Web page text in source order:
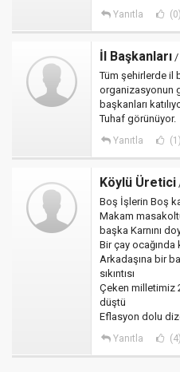
Yanıtla (0)
İl Başkanları /
Tüm şehirlerde il
organizasyonun
başkanları
Tuhaf görünüyor.
Yanıtla (1)
Köylü Üretici
Boş İşlerin Boş
Makam
başka Karnını
Bir çay ocağında
Arkadaşına bir
sıkıntısı
Çeken milletimiz
düştü
Eflasyon dolu
Yanıtla (4)